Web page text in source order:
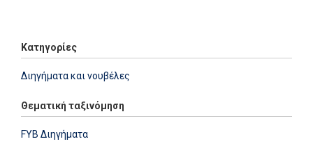
Κατηγορίες
Διηγήματα και νουβέλες
Θεματική ταξινόμηση
FYB Διηγήματα